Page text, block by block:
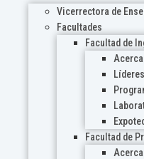
Vicerrectora de
Facultades
Facultad de
Facultad de